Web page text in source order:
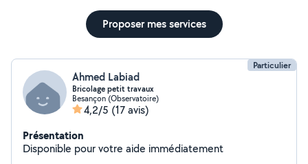
Proposer mes services
Particulier
Ahmed Labiad
Bricolage petit travaux
Besançon (Observatoire)
4,2/5 (17 avis)
Présentation
Disponible pour votre aide immédiatement